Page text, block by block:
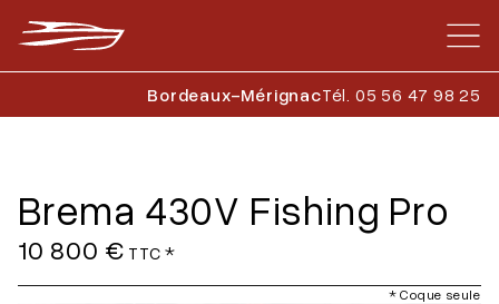
Bordeaux-MérignacTél. 05 56 47 98 25
Brema 430V Fishing Pro
10 800 € TTC *
* Coque seule